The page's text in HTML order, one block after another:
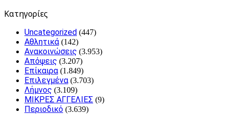
Kατηγορίες
Uncategorized (447)
Αθλητικά (142)
Ανακοινώσεις (3.953)
Απόψεις (3.207)
Επίκαιρα (1.849)
Επιλεγμένα (3.703)
Λήμνος (3.109)
ΜΙΚΡΕΣ ΑΓΓΕΛΙΕΣ (9)
Περιοδικό (3.639)